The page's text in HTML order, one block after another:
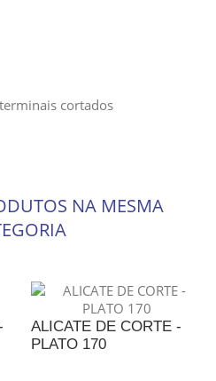
cortados
NA MESMA
ALICATE DE CORTE -
PLATO 170